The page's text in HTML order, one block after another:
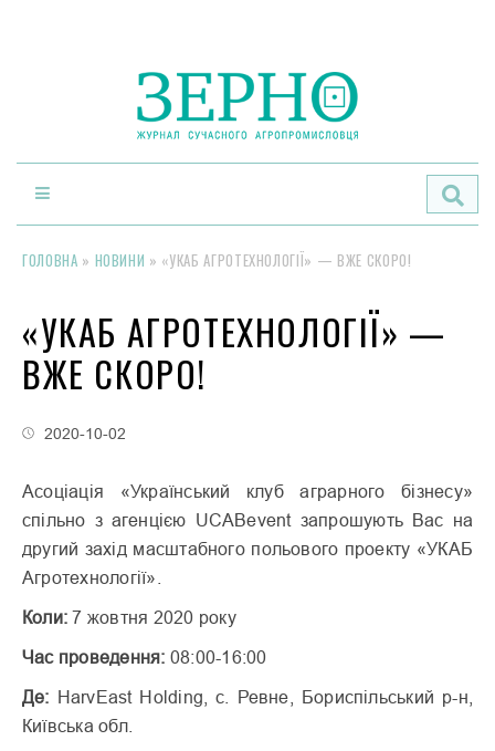
ГОЛОВНА » НОВИНИ » «УКАБ АГРОТЕХНОЛОГІЇ» — ВЖЕ СКОРО!
«УКАБ АГРОТЕХНОЛОГІЇ» —
ВЖЕ СКОРО!
2020-10-02
Асоціація «Український клуб аграрного бізнесу»
спільно з агенцією UCABevent запрошують Вас на
другий захід масштабного польового проекту «УКАБ
Агротехнології».
Коли: 7 жовтня 2020 року
Час проведення: 08:00-16:00
Де: HarvEast Holding, с. Ревне, Бориспільський р-н,
Київська обл.